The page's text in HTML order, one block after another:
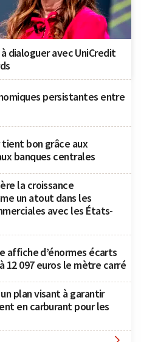
dialoguer avec UniCredit
persistantes entre
tient bon grâce aux
banques centrales
la croissance
un atout dans les
avec les États-
affiche d’énormes écarts
12 097 euros le mètre carré
plan visant à garantir
en carburant pour les